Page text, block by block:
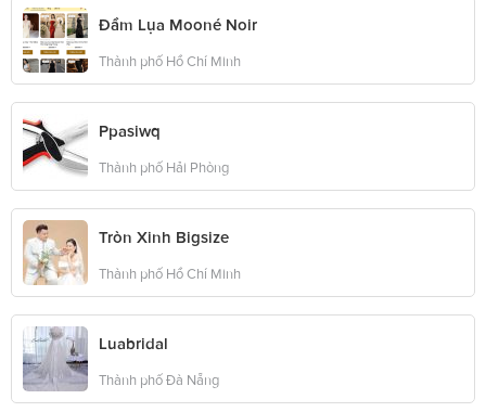
Đầm Lụa Mooné Noir
Thành phố Hồ Chí Minh
Ppasiwq
Thành phố Hải Phòng
Tròn Xinh Bigsize
Thành phố Hồ Chí Minh
Luabridal
Thành phố Đà Nẵng